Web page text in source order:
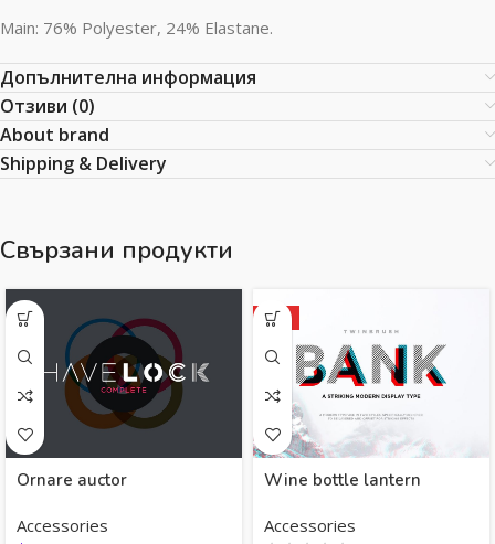
Main: 76% Polyester, 24% Elastane.
Допълнителна информация
Отзиви (0)
About brand
Shipping & Delivery
Свързани продукти
Ornare auctor
Accessories
HOT
Wine bottle lantern
Accessories